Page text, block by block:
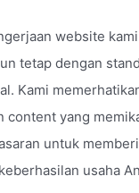
website
tetap dengan
Kami
content yang
untuk
usaha